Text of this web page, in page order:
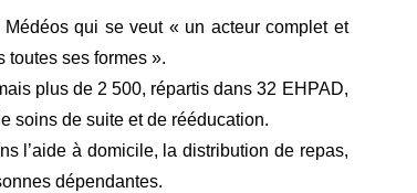
qui se veut « un acteur complet et
toutes ses formes ».
plus de 2 500, répartis dans 32 EHPAD,
soins de suite et de rééducation.
l’aide à domicile, la distribution de repas,
dépendantes.